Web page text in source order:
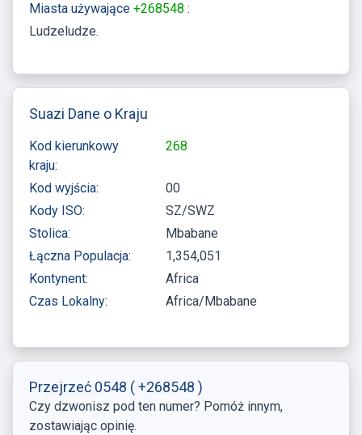
Miasta używające +268548 :
Ludzeludze
Suazi Dane o Kraju
Kod kierunkowy
kraju:
268
Kod wyjścia:
00
Kody ISO:
SZ/SWZ
Stolica:
Mbabane
Łączna Populacja:
1,354,051
Kontynent:
Africa
Czas Lokalny:
Africa/Mbabane
Przejrzeć 0548 ( +268548 )
Czy dzwonisz pod ten numer? Pomóż innym,
zostawiając opinię.